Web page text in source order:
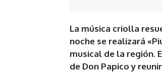
La música criolla
noche se realizará
musical de la región.
de Don Papico y